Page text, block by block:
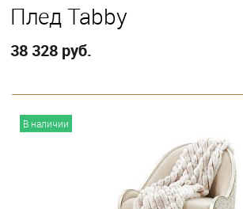
Плед Tabby
38 328 руб.
В наличии